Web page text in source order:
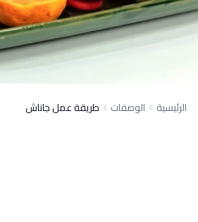
الرئيسية الوصفات طريقة عمل جاناش